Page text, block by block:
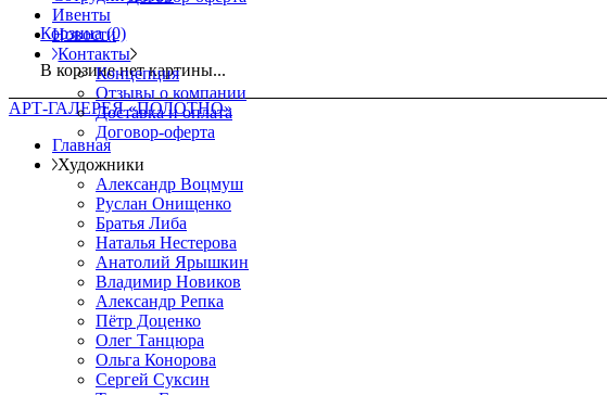
Корзина (0)
В корзине нет картины...
АРТ-ГАЛЕРЕЯ «ПОЛОТНО»
Главная
Художники
Александр Воцмуш
Руслан Онищенко
Братья Либа
Наталья Нестерова
Анатолий Ярышкин
Владимир Новиков
Александр Репка
Пётр Доценко
Олег Танцюра
Ольга Конорова
Сергей Суксин
Ивенты
Новости
Контакты
Концепция
Отзывы о компании
Доставка и оплата
Договор-оферта